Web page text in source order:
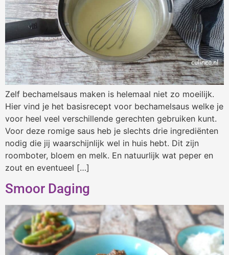
Zelf bechamelsaus maken is helemaal niet zo moeilijk.
Hier vind je het basisrecept voor bechamelsaus welke je
voor heel veel verschillende gerechten gebruiken kunt.
Voor deze romige saus heb je slechts drie ingrediënten
nodig die jij waarschijnlijk wel in huis hebt. Dit zijn
roomboter, bloem en melk. En natuurlijk wat peper en
zout en eventueel […]
Smoor Daging